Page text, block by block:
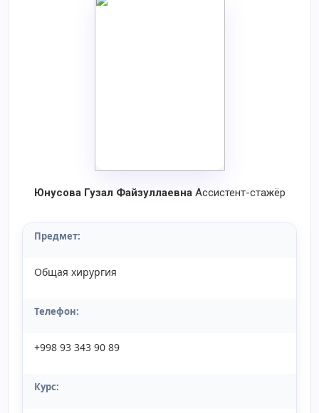
Юнусова Гузал Файзуллаевна Ассистент-стажёр
Предмет:
Общая хирургия
Телефон:
+998 93 343 90 89
Курс: